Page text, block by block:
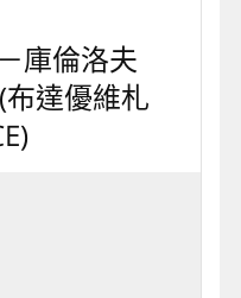
庫倫洛夫
布達優維札